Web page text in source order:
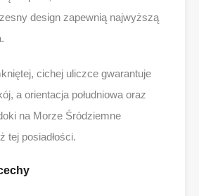
design zapewnią najwyższą
cichej uliczce gwarantuje
a orientacja południowa oraz
na Morze Śródziemne
tej posiadłości.